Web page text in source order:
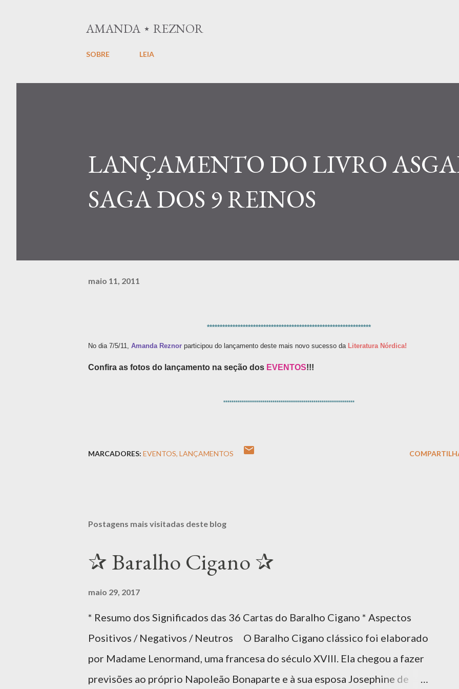
AMANDA ⋆ REZNOR
SOBRE LEIA
LANÇAMENTO DO LIVRO
SAGA DOS 9 REINOS
maio 11, 2011
****************************************************************
No dia 7/5/11, Amanda Reznor participou do lançamento deste mais novo sucesso da Literatura Nórdica!
Confira as fotos do lançamento na seção dos EVENTOS!!!
****************************************************************
MARCADORES: EVENTOS LANÇAMENTOS
Postagens mais visitadas deste blog
✰ Baralho Cigano ✰
maio 29, 2017
* Resumo dos Significados das 36 Cartas do Baralho Cigano * Aspectos
Positivos / Negativos / Neutros O Baralho Cigano clássico foi elaborado
por Madame Lenormand, uma francesa do século XVIII. Ela chegou a fazer
previsões ao próprio Napoleão Bonaparte e à sua esposa Josephine de